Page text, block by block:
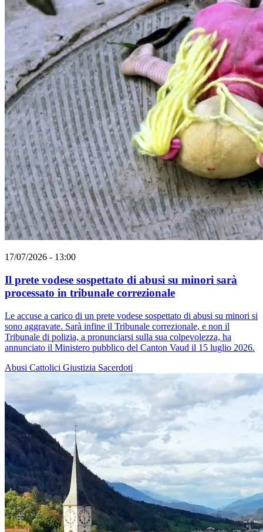
17/07/2026 - 13:00
Il prete vodese sospettato di abusi su minori sarà
processato in tribunale correzionale
Le accuse a carico di un prete vodese sospettato di abusi su minori si
sono aggravate. Sarà infine il Tribunale correzionale, e non il
Tribunale di polizia, a pronunciarsi sulla sua colpevolezza, ha
annunciato il Ministero pubblico del Canton Vaud il 15 luglio 2026.
Abusi Cattolici Giustizia Sacerdoti